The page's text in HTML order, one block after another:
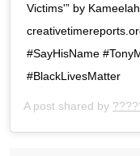
Victims'” by
#SayHisName
#BlackLivesMatter
A post shared by